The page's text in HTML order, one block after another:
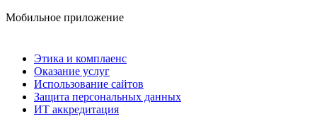
Мобильное приложение
Этика и комплаенс
Оказание услуг
Использование сайтов
Защита персональных данных
ИТ аккредитация